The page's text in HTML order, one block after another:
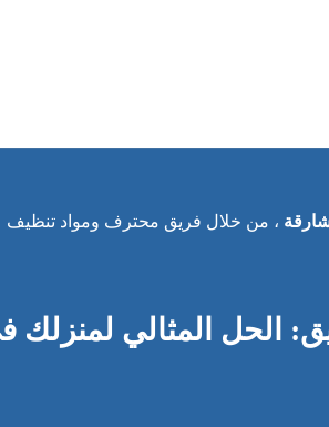
، من خلال فريق محترف ومواد تنظيف
الحل المثالي لمنزلك